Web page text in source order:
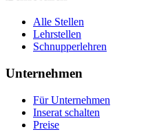
Alle Stellen
Lehrstellen
Schnupperlehren
Unternehmen
Für Unternehmen
Inserat schalten
Preise